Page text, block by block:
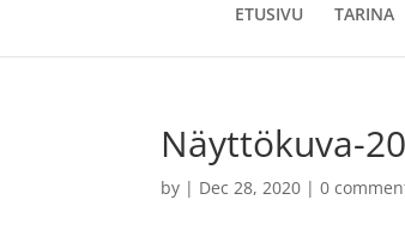
ETUSIVU TARINA
Näyttökuva-
by | Dec 28, 2020 |0